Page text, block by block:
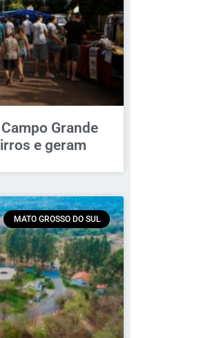
Grande
e geram
MATO GROSSO DO SUL